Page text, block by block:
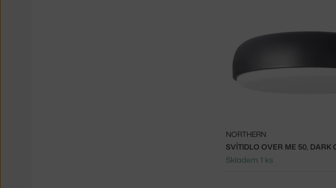
SVÍTIDLO OVER ME 50, DARK
NORTHERN
Skladem 1 ks